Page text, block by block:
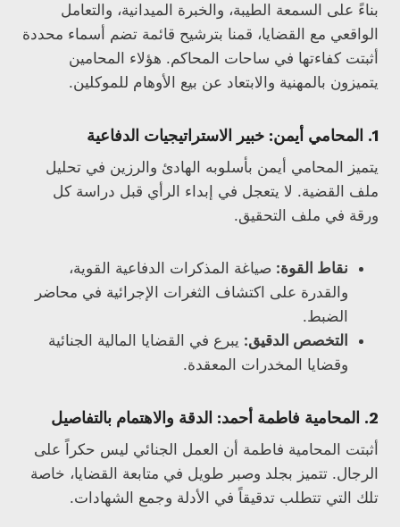
بناءً على السمعة الطيبة، والخبرة الميدانية، والتعامل
الواقعي مع القضايا، قمنا بترشيح قائمة تضم أسماء محددة
أثبتت كفاءتها في ساحات المحاكم. هؤلاء المحامين
يتميزون بالمهنية والابتعاد عن بيع الأوهام للموكلين.
1. المحامي أيمن: خبير الاستراتيجيات الدفاعية
يتميز المحامي أيمن بأسلوبه الهادئ والرزين في تحليل
ملف القضية. لا يتعجل في إبداء الرأي قبل دراسة كل
ورقة في ملف التحقيق.
نقاط القوة: صياغة المذكرات الدفاعية القوية،
والقدرة على اكتشاف الثغرات الإجرائية في محاضر
الضبط.
التخصص الدقيق: يبرع في القضايا المالية الجنائية
وقضايا المخدرات المعقدة.
2. المحامية فاطمة أحمد: الدقة والاهتمام بالتفاصيل
أثبتت المحامية فاطمة أن العمل الجنائي ليس حكراً على
الرجال. تتميز بجلد وصبر طويل في متابعة القضايا، خاصة
تلك التي تتطلب تدقيقاً في الأدلة وجمع الشهادات.